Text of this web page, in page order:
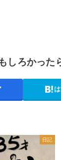
しろかった
日記